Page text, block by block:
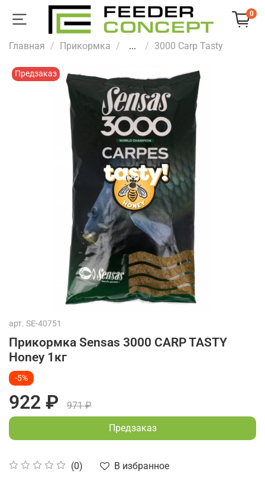
0
Главная Прикормка ... 3000 Carp Tasty
Предзаказ
арт. SE-40751
Прикормка Sensas 3000 CARP TASTY
Honey 1кг
(0)
В избранное
-5%
922 ₽
971 ₽
Предзаказ